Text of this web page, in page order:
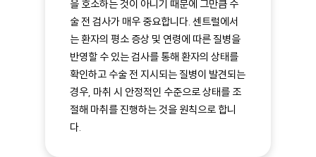
을 호소하는 것이 아니기 때문에 그만큼 수
술 전 검사가 매우 중요합니다. 센트럴에서
는 환자의 평소 증상 및 연령에 따른 질병을
반영할 수 있는 검사를 통해 환자의 상태를
확인하고 수술 전 지시되는 질병이 발견되는
경우, 마취 시 안정적인 수준으로 상태를 조
절해 마취를 진행하는 것을 원칙으로 합니
다.